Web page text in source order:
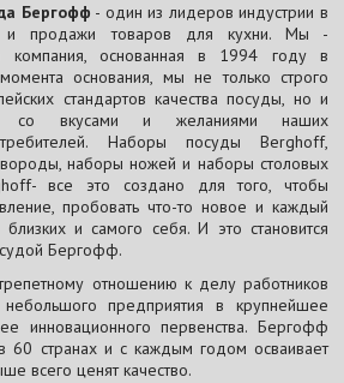
Бергофф - один из лидеров индустрии в
и продажи товаров для кухни. Мы -
компания, основанная в 1994 году в
основания, мы не только строго
стандартов качества посуды, но и
со вкусами и желаниями наших
Наборы посуды Berghoff,
наборы ножей и наборы столовых
все это создано для того, чтобы
пробовать что-то новое и каждый
и самого себя. И это становится
Бергофф.
отношению к делу работников
предприятия в крупнейшее
инновационного первенства. Бергофф
60 странах и с каждым годом осваивает
всего ценят качество.